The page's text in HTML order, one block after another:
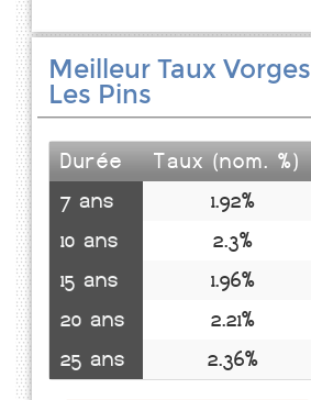
Meilleur Taux Vorges
Les Pins
Durée
Taux (nom. %)
7 ans
1.92%
10 ans
2.3%
15 ans
1.96%
20 ans
2.21%
25 ans
2.36%